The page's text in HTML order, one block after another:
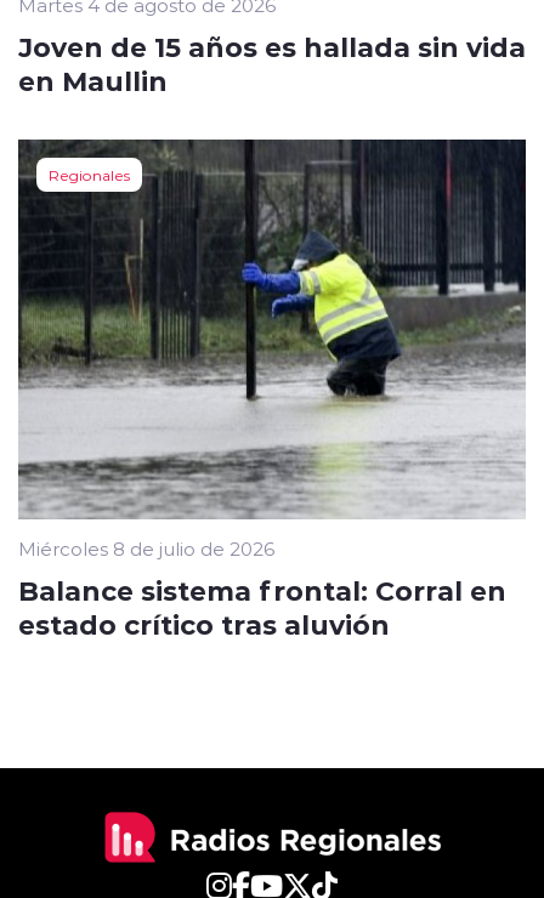
Joven de 15 años es hallada sin vida
en Maullin
Regionales
Miércoles 8 de julio de 2026
Balance sistema frontal: Corral en
estado crítico tras aluvión